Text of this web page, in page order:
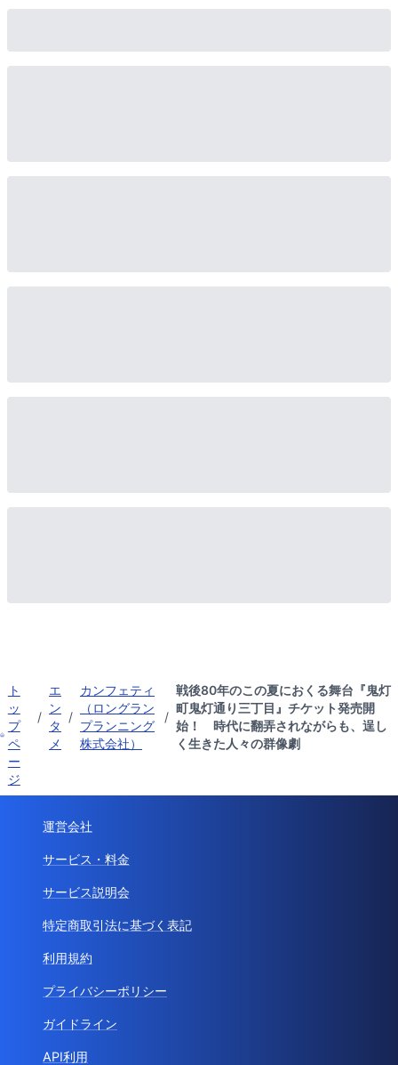
ト
ッ
プ
ペ
ー
ジ
/
エ
ン
タ
メ
/
カンフェティ
（ロングラン
プランニング
株式会社）
/
戦後80年のこの夏におくる舞台『鬼灯
町鬼灯通り三丁目』チケット発売開
始！ 時代に翻弄されながらも、逞し
く生きた人々の群像劇
運営会社
サービス・料金
サービス説明会
特定商取引法に基づく表記
利用規約
プライバシーポリシー
ガイドライン
API利用